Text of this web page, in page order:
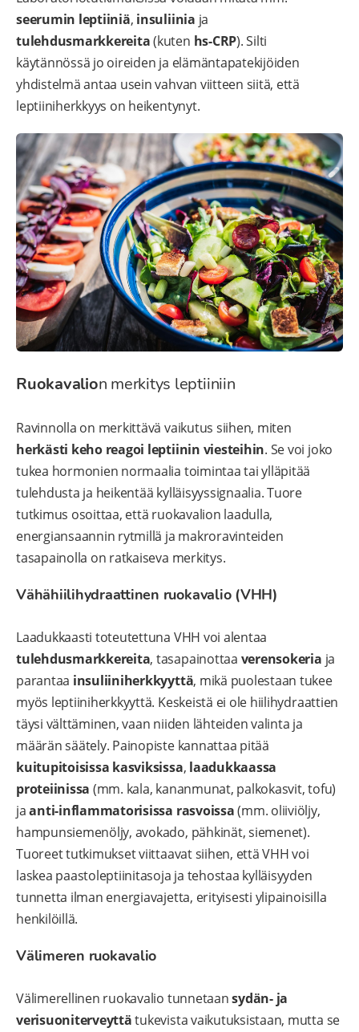
seerumin leptiiniä, insuliinia ja
tulehdusmarkkereita(kuten hs-CRP). Silti
käytännössä jo oireiden ja elämäntapatekijöiden
yhdistelmä antaa usein vahvan viitteen siitä, että
leptiiniherkkyys on heikentynyt.
Ruokavalion merkitys leptiiniin
Ravinnolla on merkittävä vaikutus siihen, miten
herkästi keho reagoi leptiinin viesteihin. Se voi joko
tukea hormonien normaalia toimintaa tai ylläpitää
tulehdusta ja heikentää kylläisyyssignaalia. Tuore
tutkimus osoittaa, että ruokavalion laadulla,
energiansaannin rytmillä ja makroravinteiden
tasapainolla on ratkaiseva merkitys.
Vähähiilihydraattinen ruokavalio (VHH)
Laadukkaasti toteutettuna VHH voi alentaa
tulehdusmarkkereita, tasapainottaa verensokeria ja
parantaa insuliiniherkkyyttä, mikä puolestaan tukee
myös leptiiniherkkyyttä. Keskeistä ei ole hiilihydraattien
täysi välttäminen, vaan niiden lähteiden valinta ja
määrän säätely. Painopiste kannattaa pitää
kuitupitoisissa kasviksissa, laadukkaassa
proteiinissa (mm. kala, kananmunat, palkokasvit, tofu)
jaanti-inflammatorisissa rasvoissa(mm. oliiviöljy,
hampunsiemenöljy, avokado, pähkinät, siemenet).
Tuoreet tutkimukset viittaavat siihen, että VHH voi
laskea paastoleptiinitasoja ja tehostaa kylläisyyden
tunnetta ilman energiavajetta, erityisesti ylipainoisilla
henkilöillä.
Välimeren ruokavalio
Välimerellinen ruokavalio tunnetaansydän- ja
verisuoniterveyttätukevista vaikutuksistaan, mutta se